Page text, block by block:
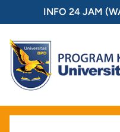
INFO 24 JAM